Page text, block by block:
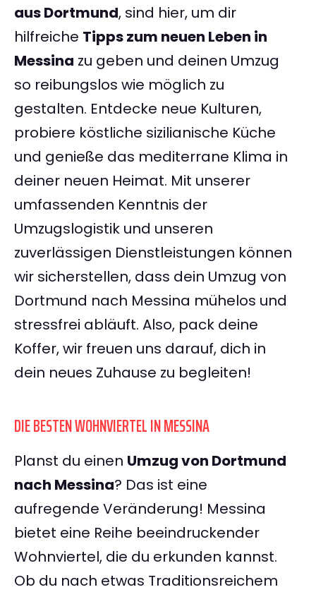
aus Dortmund, sind hier, um dir
hilfreiche Tipps zum neuen Leben in
Messina zu geben und deinen Umzug
so reibungslos wie möglich zu
gestalten. Entdecke neue Kulturen,
probiere köstliche sizilianische Küche
und genieße das mediterrane Klima in
deiner neuen Heimat. Mit unserer
umfassenden Kenntnis der
Umzugslogistik und unseren
zuverlässigen Dienstleistungen können
wir sicherstellen, dass dein Umzug von
Dortmund nach Messina mühelos und
stressfrei abläuft. Also, pack deine
Koffer, wir freuen uns darauf, dich in
dein neues Zuhause zu begleiten!
DIE BESTEN WOHNVIERTEL IN MESSINA
Planst du einen Umzug von Dortmund
nach Messina? Das ist eine
aufregende Veränderung! Messina
bietet eine Reihe beeindruckender
Wohnviertel, die du erkunden kannst.
Ob du nach etwas Traditionsreichem